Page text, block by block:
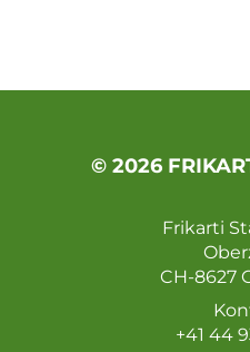
© 2026
Frikarti
CH-8627
+41 44